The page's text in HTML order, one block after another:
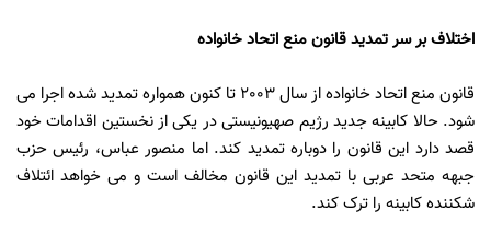
اختلاف بر سر تمدید قانون منع اتحاد خانواده
قانون منع اتحاد خانواده از سال 2003 تا کنون همواره تمدید شده اجرا می
شود. حالا کابینه جدید رژیم صهیونیستی در یکی از نخستین اقدامات خود
قصد دارد این قانون را دوباره تمدید کند. اما منصور عباس، رئیس حزب
جبهه متحد عربی با تمدید این قانون مخالف است و می خواهد ائتلاف
شکننده کابینه را ترک کند.